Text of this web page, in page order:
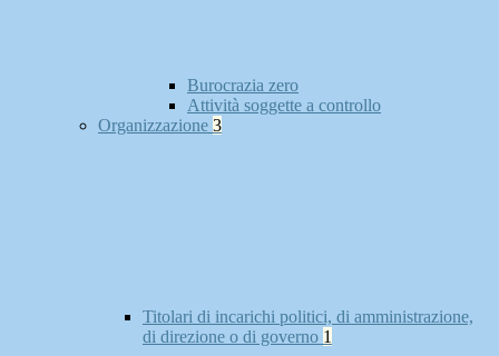
Burocrazia zero
Attività soggette a controllo
Organizzazione 3
Titolari di incarichi politici, di amministrazione,
di direzione o di governo 1